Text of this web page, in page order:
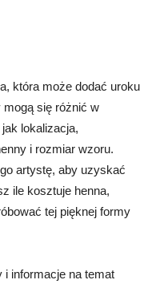
która może dodać uroku
mogą się różnić w
lokalizacja,
i rozmiar wzoru.
artystę, aby uzyskać
ile kosztuje henna,
tej pięknej formy
i informacje na temat